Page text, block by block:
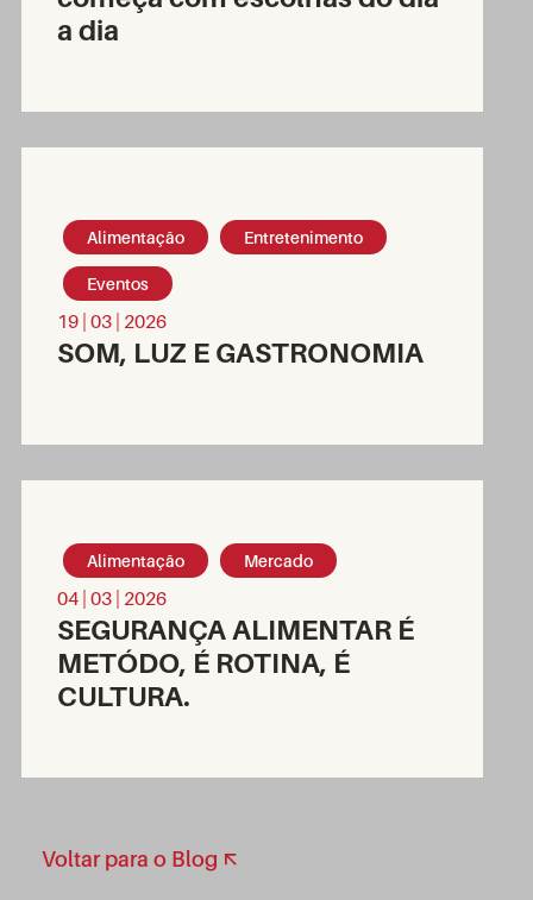
a dia
Alimentação Entretenimento
Eventos
19 | 03 | 2026
SOM, LUZ E GASTRONOMIA
Alimentação Mercado
04 | 03 | 2026
SEGURANÇA ALIMENTAR É
METÓDO, É ROTINA, É
CULTURA.
Voltar para o Blog